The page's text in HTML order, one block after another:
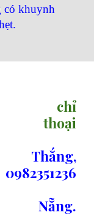
có khuynh
thoại
0982351236